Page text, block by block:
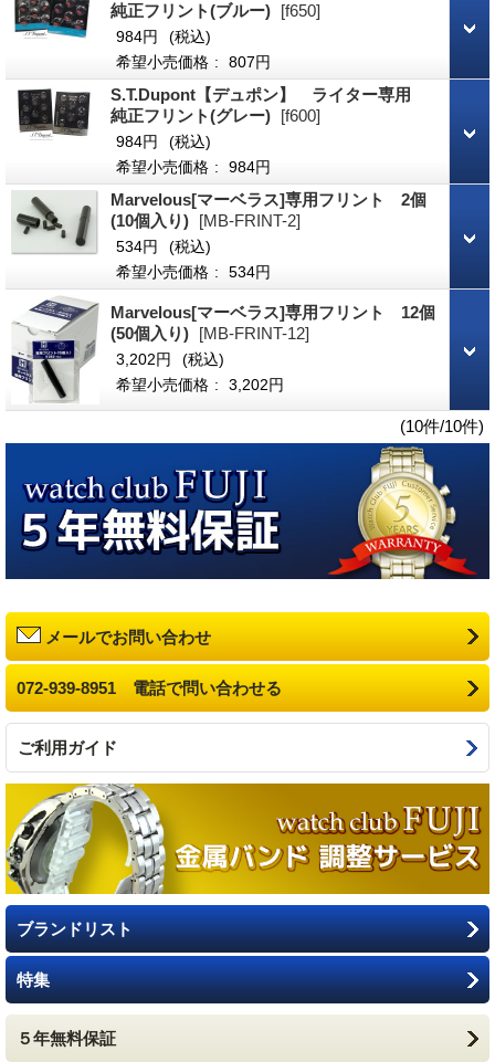
純正フリント(ブルー) [f650]
984円
(税込)
希望小売価格 : 807円
S.T.Dupont【デュポン】 ライター専用
純正フリント(グレー) [f600]
984円
(税込)
希望小売価格 : 984円
Marvelous[マーベラス]専用フリント 2個
(10個入り) [MB-FRINT-2]
534円
(税込)
希望小売価格 : 534円
Marvelous[マーベラス]専用フリント 12個
(50個入り) [MB-FRINT-12]
3,202円
(税込)
希望小売価格 : 3,202円
(10件/10件)
メールでお問い合わせ
072-939-8951 電話で問い合わせる
ご利用ガイド
ブランドリスト
特集
５年無料保証